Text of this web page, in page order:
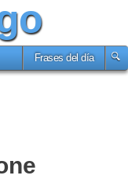
Frases del día